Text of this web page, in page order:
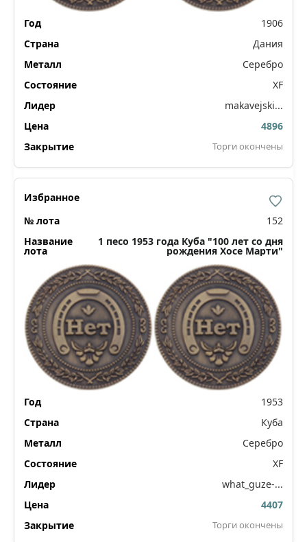
1906
Дания
Серебро
XF
makavejski...
4896
Торги окончены
152
1 песо 1953 года Куба "100 лет со дня
рождения Хосе Марти"
1953
Куба
Серебро
XF
what_guze-...
4407
Торги окончены